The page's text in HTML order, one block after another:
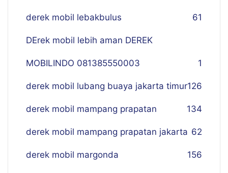
derek mobil lebakbulus 61
DErek mobil lebih aman DEREK
MOBILINDO 081385550003 1
derek mobil lubang buaya jakarta timur126
derek mobil mampang prapatan 134
derek mobil mampang prapatan jakarta 62
derek mobil margonda 156